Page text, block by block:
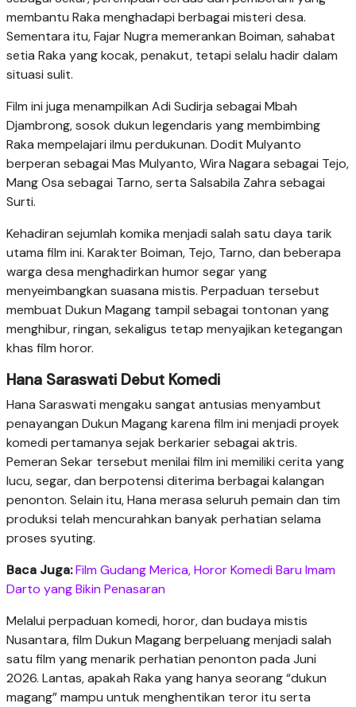
membantu Raka menghadapi berbagai misteri desa.
Sementara itu, Fajar Nugra memerankan Boiman, sahabat
setia Raka yang kocak, penakut, tetapi selalu hadir dalam
situasi sulit.
Film ini juga menampilkan Adi Sudirja sebagai Mbah
Djambrong, sosok dukun legendaris yang membimbing
Raka mempelajari ilmu perdukunan. Dodit Mulyanto
berperan sebagai Mas Mulyanto, Wira Nagara sebagai Tejo,
Mang Osa sebagai Tarno, serta Salsabila Zahra sebagai
Surti.
Kehadiran sejumlah komika menjadi salah satu daya tarik
utama film ini. Karakter Boiman, Tejo, Tarno, dan beberapa
warga desa menghadirkan humor segar yang
menyeimbangkan suasana mistis. Perpaduan tersebut
membuat Dukun Magang tampil sebagai tontonan yang
menghibur, ringan, sekaligus tetap menyajikan ketegangan
khas film horor.
Hana Saraswati Debut Komedi
Hana Saraswati mengaku sangat antusias menyambut
penayangan Dukun Magang karena film ini menjadi proyek
komedi pertamanya sejak berkarier sebagai aktris.
Pemeran Sekar tersebut menilai film ini memiliki cerita yang
lucu, segar, dan berpotensi diterima berbagai kalangan
penonton. Selain itu, Hana merasa seluruh pemain dan tim
produksi telah mencurahkan banyak perhatian selama
proses syuting.
Baca Juga:Film Gudang Merica, Horor Komedi Baru Imam
Darto yang Bikin Penasaran
Melalui perpaduan komedi, horor, dan budaya mistis
Nusantara, film Dukun Magang berpeluang menjadi salah
satu film yang menarik perhatian penonton pada Juni
2026. Lantas, apakah Raka yang hanya seorang “dukun
magang” mampu untuk menghentikan teror itu serta